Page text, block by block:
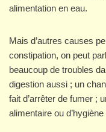
alimentation en eau.
Mais d’autres causes
constipation, on peut
beaucoup de troubles
digestion aussi ; un
fait d’arrêter de fumer ;
alimentaire ou